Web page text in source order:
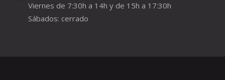
Viernes de 7:30h a 14h y de 15h a 17:30h
Sábados: cerrado